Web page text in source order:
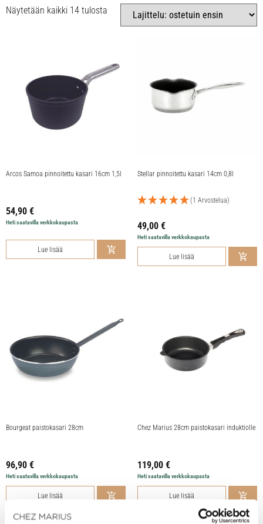
Näytetään kaikki 14 tulosta
Arcos Samoa pinnoitettu kasari 16cm 1,5l
54,90 €
Heti saatavilla verkkokaupasta
Lue lisää
Stellar pinnoitettu kasari 14cm 0,8l
(1 Arvostelua)
49,00 €
Heti saatavilla verkkokaupasta
Lue lisää
Bourgeat paistokasari 28cm
96,90 €
Heti saatavilla verkkokaupasta
Lue lisää
Chez Marius 28cm paistokasari induktiolle
119,00 €
Heti saatavilla verkkokaupasta
Lue lisää